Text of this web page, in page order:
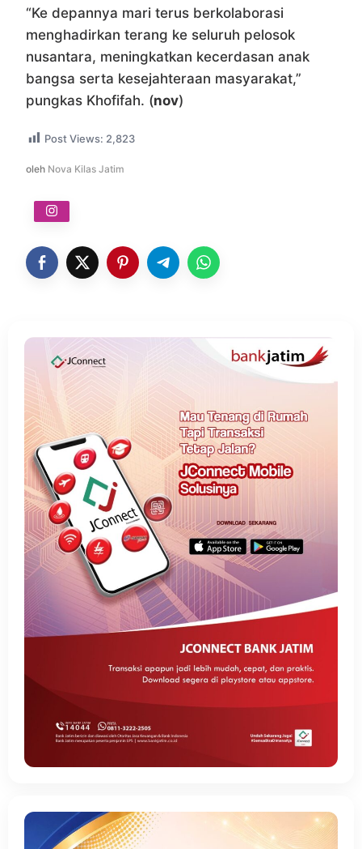
“Ke depannya mari terus berkolaborasi
menghadirkan terang ke seluruh pelosok
nusantara, meningkatkan kecerdasan anak
bangsa serta kesejahteraan masyarakat,”
pungkas Khofifah. (nov)
Post Views: 2,823
oleh Nova Kilas Jatim